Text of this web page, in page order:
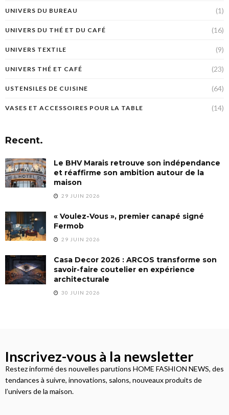
UNIVERS DU BUREAU (1)
UNIVERS DU THÉ ET DU CAFÉ (16)
UNIVERS TEXTILE (9)
UNIVERS THÉ ET CAFÉ (23)
USTENSILES DE CUISINE (64)
VASES ET ACCESSOIRES POUR LA TABLE (14)
Recent.
Le BHV Marais retrouve son indépendance
et réaffirme son ambition autour de la
maison
29 JUIN 2026
« Voulez-Vous », premier canapé signé
Fermob
29 JUIN 2026
Casa Decor 2026 : ARCOS transforme son
savoir-faire coutelier en expérience
architecturale
30 JUIN 2026
Inscrivez-vous à la newsletter
Restez informé des nouvelles parutions HOME FASHION NEWS, des
tendances à suivre, innovations, salons, nouveaux produits de
l’univers de la maison.